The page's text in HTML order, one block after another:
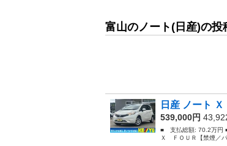
富山のノート(日産)の投
日産 ノート
539,000円
■ 支払総額: 70.2万
Ｘ ＦＯＵＲ【禁煙／